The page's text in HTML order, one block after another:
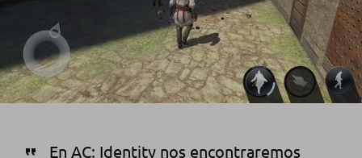
En AC: Identity nos encontraremos